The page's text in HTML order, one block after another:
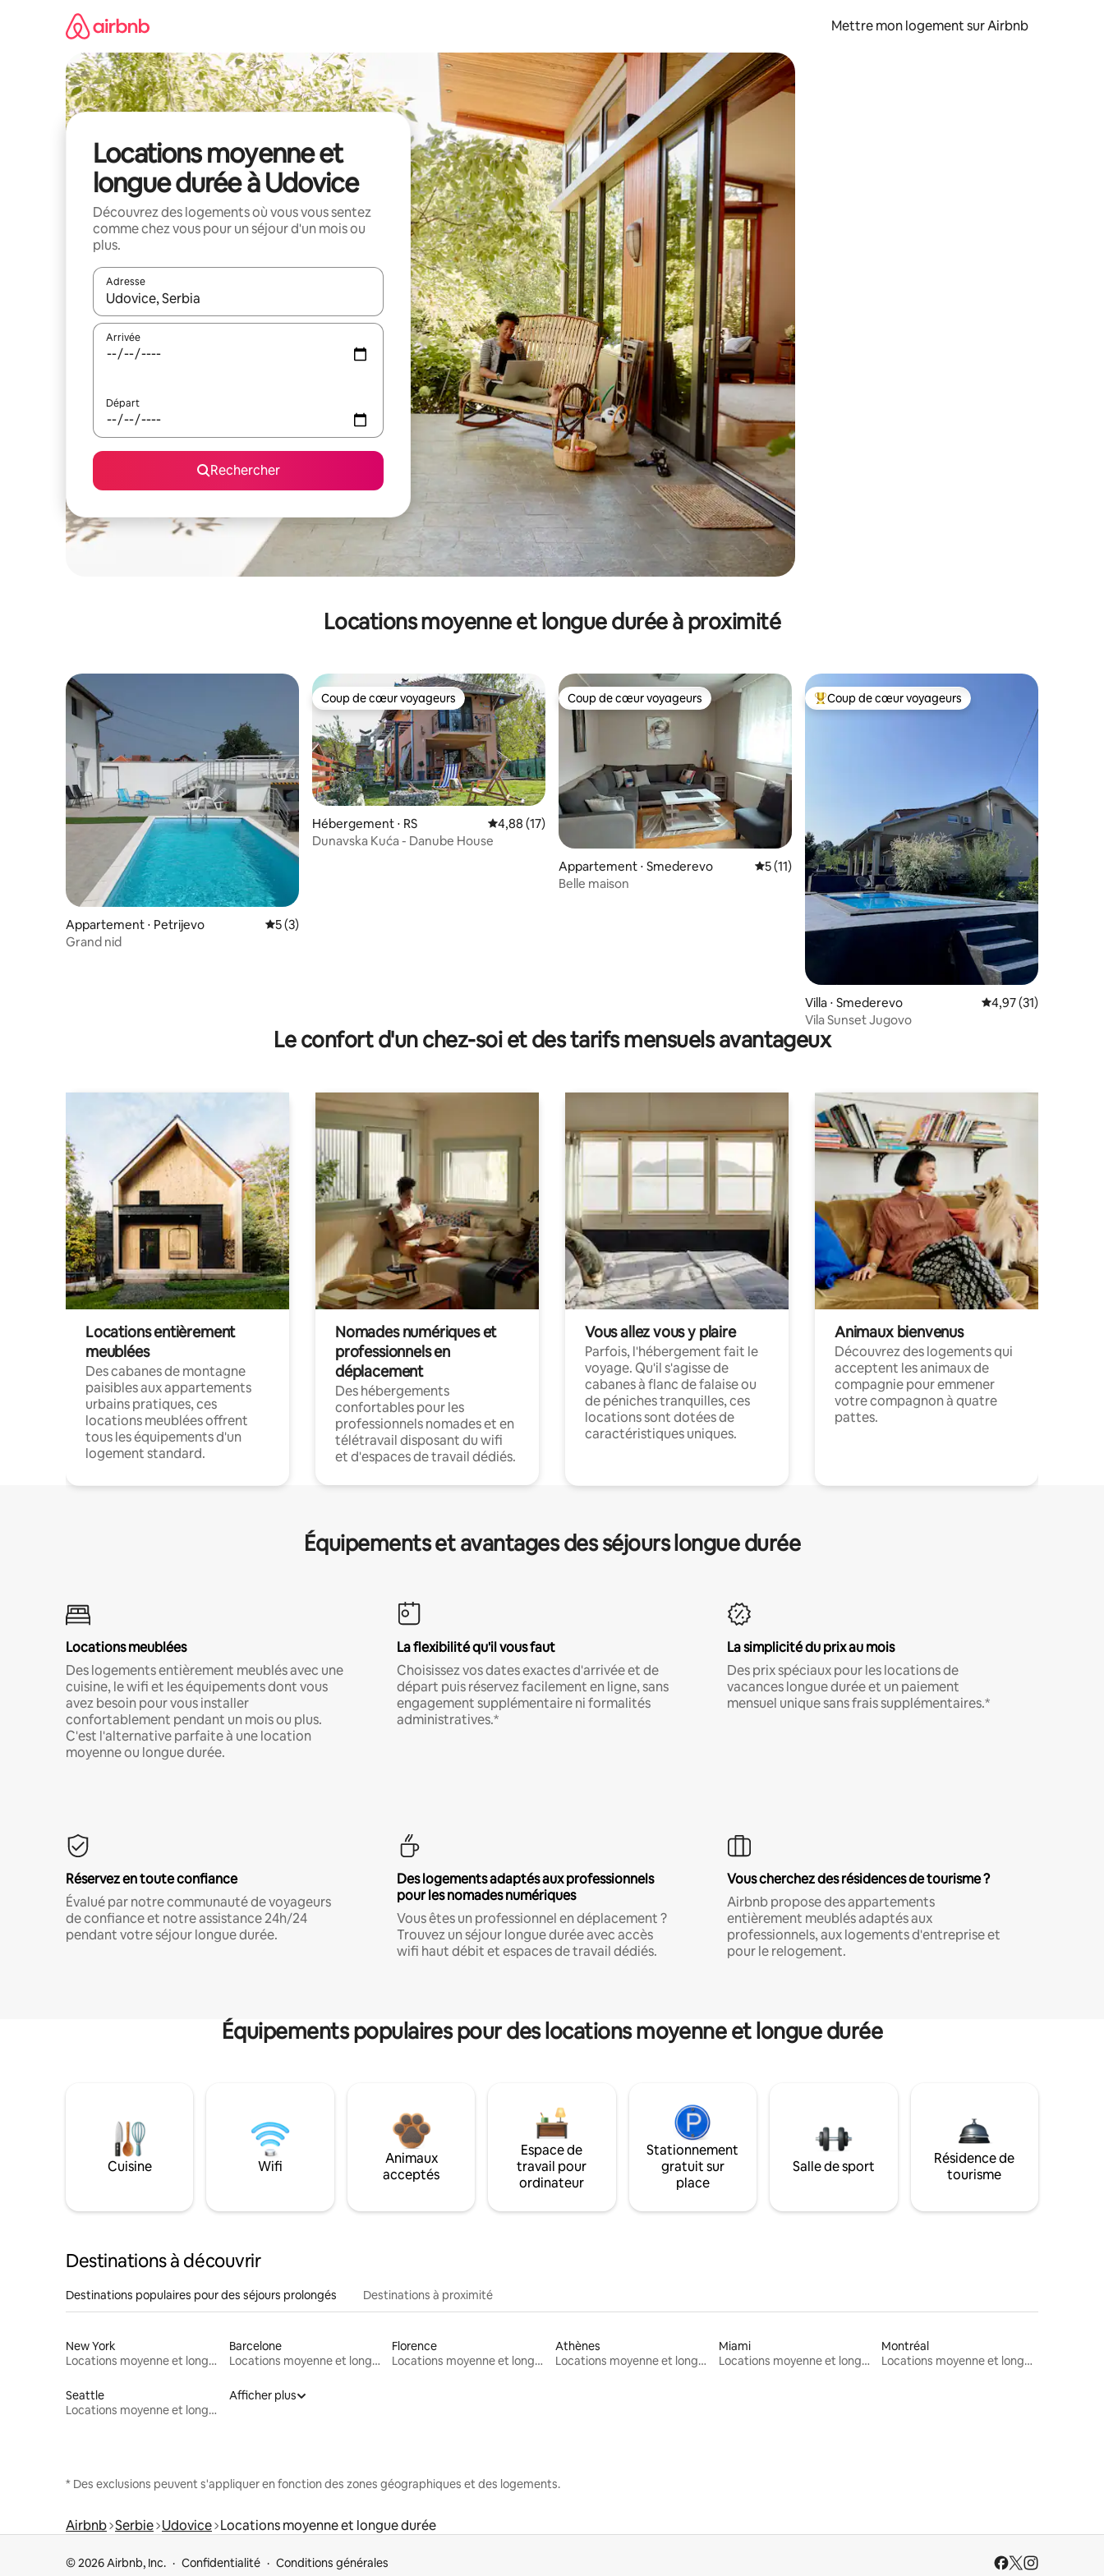
Mettre mon logement sur Airbnb
Locations moyenne et
longue durée à Udovice
Découvrez des logements où vous vous sentez
comme chez vous pour un séjour d'un mois ou
plus.
Adresse
Lorsque les résultats s'affichent, utilisez les flèches vers le haut et vers le bas pour les parcourir ou en appuyant et en faisant glisser.
Arrivée
Départ
Rechercher
Locations moyenne et longue durée à proximité
Appartement ⋅ Petrijevo Évaluation moyenne sur la base de 3 commentaires : 5 sur 5
5 (3)
Grand nid
Coup de cœur voyageurs
Coup de cœur voyageurs
Hébergement ⋅ RS Évaluation moyenne sur la base de 17 commentaires : 4,88 sur 5
4,88 (17)
Dunavska Kuća - Danube House
Coup de cœur voyageurs
Coup de cœur voyageurs
Appartement ⋅ Smederevo Évaluation moyenne sur la base de 11 commentaires : 5 sur 5
5 (11)
Belle maison
Coups de cœur voyageurs les plus appréciés
Coup de cœur voyageurs
Villa ⋅ Smederevo Évaluation moyenne
4,97 (31)
Vila Sunset Jugovo
Le confort d'un chez-soi et des tarifs mensuels avantageux
Locations entièrement
meublées
Des cabanes de montagne
paisibles aux appartements
urbains pratiques, ces
locations meublées offrent
tous les équipements d'un
logement standard.
Nomades numériques et
professionnels en
déplacement
Des hébergements
confortables pour les
professionnels nomades et en
télétravail disposant du wifi
et d'espaces de travail dédiés.
Vous allez vous y plaire
Parfois, l'hébergement fait le
voyage. Qu'il s'agisse de
cabanes à flanc de falaise ou
de péniches tranquilles, ces
locations sont dotées de
caractéristiques uniques.
Animaux bienvenus
Découvrez des logements qui
acceptent les animaux de
compagnie pour emmener
votre compagnon à quatre
pattes.
Équipements et avantages des séjours longue durée
Locations meublées
Des logements entièrement meublés avec une
cuisine, le wifi et les équipements dont vous
avez besoin pour vous installer
confortablement pendant un mois ou plus.
C'est l'alternative parfaite à une location
moyenne ou longue durée.
La flexibilité qu'il vous faut
Choisissez vos dates exactes d'arrivée et de
départ puis réservez facilement en ligne, sans
engagement supplémentaire ni formalités
administratives.*
La simplicité du prix au mois
Des prix spéciaux pour les locations de
vacances longue durée et un paiement
mensuel unique sans frais supplémentaires.*
Réservez en toute confiance
Évalué par notre communauté de voyageurs
de confiance et notre assistance 24h/24
pendant votre séjour longue durée.
Des logements adaptés aux professionnels
pour les nomades numériques
Vous êtes un professionnel en déplacement ?
Trouvez un séjour longue durée avec accès
wifi haut débit et espaces de travail dédiés.
Vous cherchez des résidences de tourisme ?
Airbnb propose des appartements
entièrement meublés adaptés aux
professionnels, aux logements d'entreprise et
pour le relogement.
Équipements populaires pour des locations moyenne et longue durée
Cuisine Wifi
Animaux
acceptés
Espace de
travail pour
ordinateur
Stationnement
gratuit sur
place
Salle de sport
Résidence de
tourisme
Destinations à découvrir
Destinations populaires pour des séjours prolongés Destinations à proximité
New York
Locations moyenne et longue durée
Barcelone
Locations moyenne et longue durée
Florence
Locations moyenne et longue durée
Athènes
Locations moyenne et longue durée
Miami
Locations moyenne et longue durée
Montréal
Locations moyenne et longue durée
Seattle
Locations moyenne et longue durée
Afficher plus
* Des exclusions peuvent s'appliquer en fonction des zones géographiques et des logements.
Airbnb Serbie Udovice Locations moyenne et longue durée
© 2026 Airbnb, Inc. Confidentialité Conditions générales